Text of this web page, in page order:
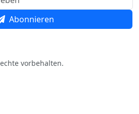
Abonnieren
vorbehalten.